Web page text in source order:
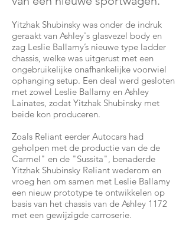
Yitzhak Shubinsky was onder de indruk
geraakt van Ashley's glasvezel body en
zag Leslie Ballamy’s nieuwe type ladder
chassis, welke was uitgerust met een
ongebruikelijke onafhankelijke voorwiel
ophanging setup. Een deal werd gesloten
met zowel Leslie Ballamy en Ashley
Lainates, zodat Yitzhak Shubinsky met
beide kon produceren.
Zoals Reliant eerder Autocars had
geholpen met de productie van de de
Carmel" en de "Sussita", benaderde
Yitzhak Shubinsky Reliant wederom en
vroeg hen om samen met Leslie Ballamy
een nieuw prototype te ontwikkelen op
basis van het chassis van de Ashley 1172
met een gewijzigde carroserie.